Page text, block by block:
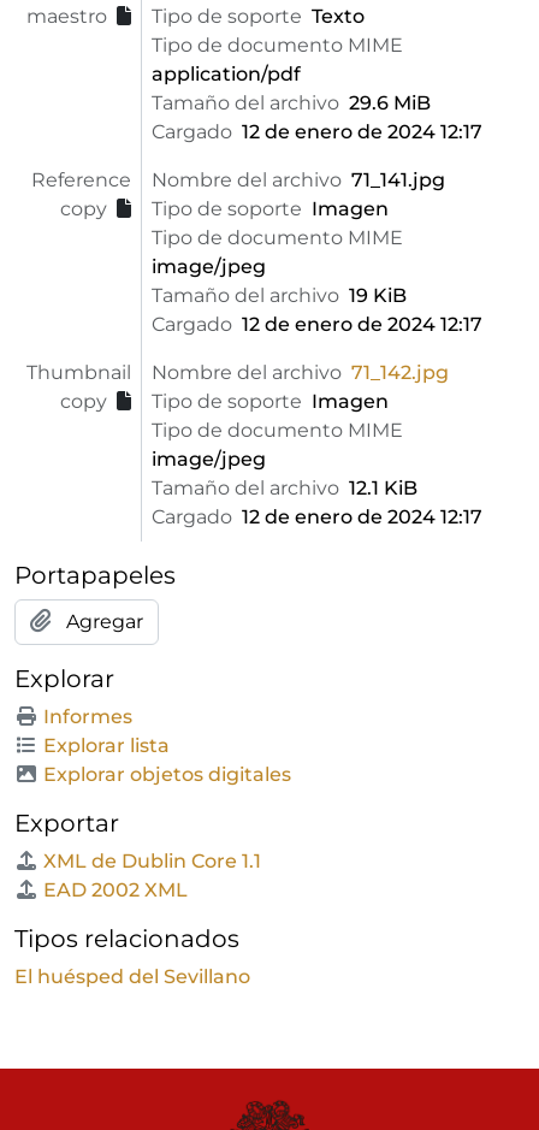
maestro
Tipo de soporte Texto
Tipo de documento MIME
application/pdf
Tamaño del archivo 29.6 MiB
Cargado 12 de enero de 2024 12:17
Reference
copy
Nombre del archivo 71_141.jpg
Tipo de soporte Imagen
Tipo de documento MIME
image/jpeg
Tamaño del archivo 19 KiB
Cargado 12 de enero de 2024 12:17
Thumbnail
copy
Nombre del archivo 71_142.jpg
Tipo de soporte Imagen
Tipo de documento MIME
image/jpeg
Tamaño del archivo 12.1 KiB
Cargado 12 de enero de 2024 12:17
Portapapeles
Agregar
Explorar
Informes
Explorar lista
Explorar objetos digitales
Exportar
XML de Dublin Core 1.1
EAD 2002 XML
Tipos relacionados
El huésped del Sevillano